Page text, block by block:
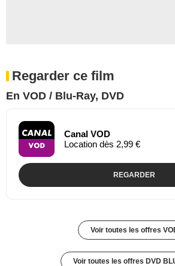
Regarder ce film
En VOD / Blu-Ray, DVD
Canal VOD
Location dès 2,99 €
REGARDER
Voir toutes les offres
Voir toutes les offres DVD